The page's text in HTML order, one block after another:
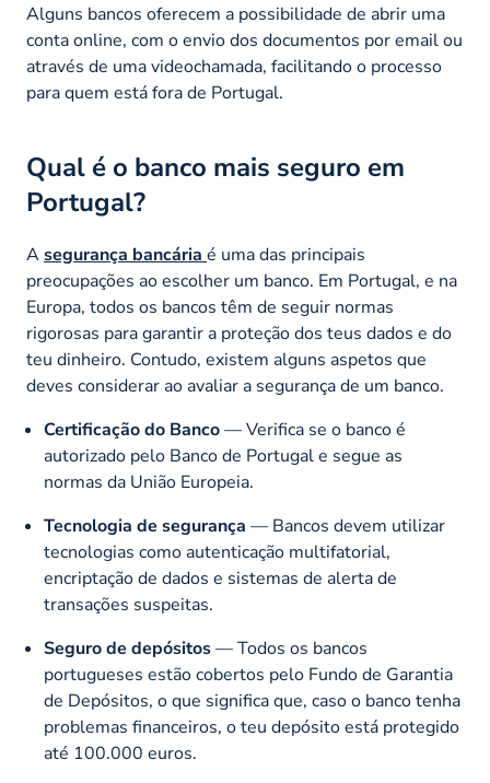
Alguns bancos oferecem a possibilidade de abrir uma
conta online, com o envio dos documentos por email ou
através de uma videochamada, facilitando o processo
para quem está fora de Portugal.
Qual é o banco mais seguro em
Portugal?
Asegurança bancária é uma das principais
preocupações ao escolher um banco. Em Portugal, e na
Europa, todos os bancos têm de seguir normas
rigorosas para garantir a proteção dos teus dados e do
teu dinheiro. Contudo, existem alguns aspetos que
deves considerar ao avaliar a segurança de um banco.
Certificação do Banco— Verifica se o banco é
autorizado pelo Banco de Portugal e segue as
normas da União Europeia.
Tecnologia de segurança — Bancos devem utilizar
tecnologias como autenticação multifatorial,
encriptação de dados e sistemas de alerta de
transações suspeitas.
Seguro de depósitos— Todos os bancos
portugueses estão cobertos pelo Fundo de Garantia
de Depósitos, o que significa que, caso o banco tenha
problemas financeiros, o teu depósito está protegido
até 100.000 euros.